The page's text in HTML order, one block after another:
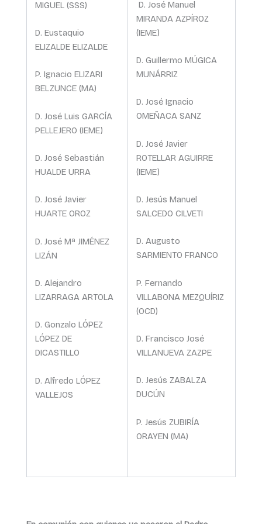
MIGUEL (SSS)
D. Eustaquio
ELIZALDE ELIZALDE
P. Ignacio ELIZARI
BELZUNCE (MA)
D. José Luis GARCÍA
PELLEJERO (IEME)
D. José Sebastián
HUALDE URRA
D. José Javier
HUARTE OROZ
D. José Mª JIMÉNEZ
LIZÁN
D. Alejandro
LIZARRAGA ARTOLA
D. Gonzalo LÓPEZ
LÓPEZ DE
DICASTILLO
D. Alfredo LÓPEZ
VALLEJOS
D. José Manuel
MIRANDA AZPÍROZ
(IEME)
D. Guillermo MÚGICA
MUNÁRRIZ
D. José Ignacio
OMEÑACA SANZ
D. José Javier
ROTELLAR AGUIRRE
(IEME)
D. Jesús Manuel
SALCEDO CILVETI
D. Augusto
SARMIENTO FRANCO
P. Fernando
VILLABONA MEZQUÍRIZ
(OCD)
D. Francisco José
VILLANUEVA ZAZPE
D. Jesús ZABALZA
DUCÚN
P. Jesús ZUBIRÍA
ORAYEN (MA)